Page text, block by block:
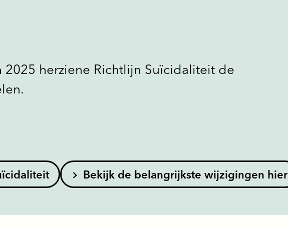
2025 herziene Richtlijn Suïcidaliteit de
Bekijk de belangrijkste wijzigingen hier